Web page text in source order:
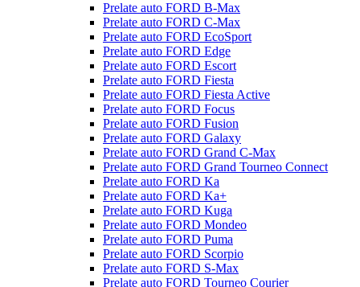
Prelate auto FORD B-Max
Prelate auto FORD C-Max
Prelate auto FORD EcoSport
Prelate auto FORD Edge
Prelate auto FORD Escort
Prelate auto FORD Fiesta
Prelate auto FORD Fiesta Active
Prelate auto FORD Focus
Prelate auto FORD Fusion
Prelate auto FORD Galaxy
Prelate auto FORD Grand C-Max
Prelate auto FORD Grand Tourneo Connect
Prelate auto FORD Ka
Prelate auto FORD Ka+
Prelate auto FORD Kuga
Prelate auto FORD Mondeo
Prelate auto FORD Puma
Prelate auto FORD Scorpio
Prelate auto FORD S-Max
Prelate auto FORD Tourneo Courier